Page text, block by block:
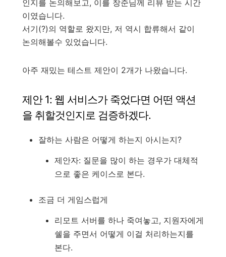
인지를 논의해보고, 이를 창준님께 리뷰 받는 시간
이였습니다.
서기(?)의 역할로 왔지만, 저 역시 합류해서 같이
논의해볼수 있었습니다.
아주 재밌는 테스트 제안이 2개가 나왔습니다.
제안 1: 웹 서비스가 죽었다면 어떤 액션
을 취할것인지로 검증하겠다.
잘하는 사람은 어떻게 하는지 아시는지?
제안자: 질문을 많이 하는 경우가 대체적
으로 좋은 케이스로 본다.
조금 더 게임스럽게
리모트 서버를 하나 죽여놓고, 지원자에게
쉘을 주면서 어떻게 이걸 처리하는지를
본다.